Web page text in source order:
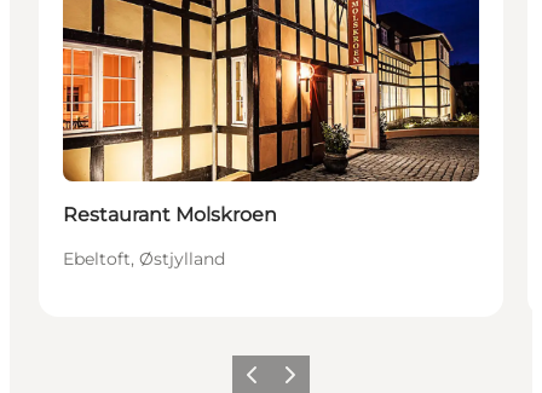
Restaurant Molskroen
Ebeltoft, Østjylland
ForrigeNæste